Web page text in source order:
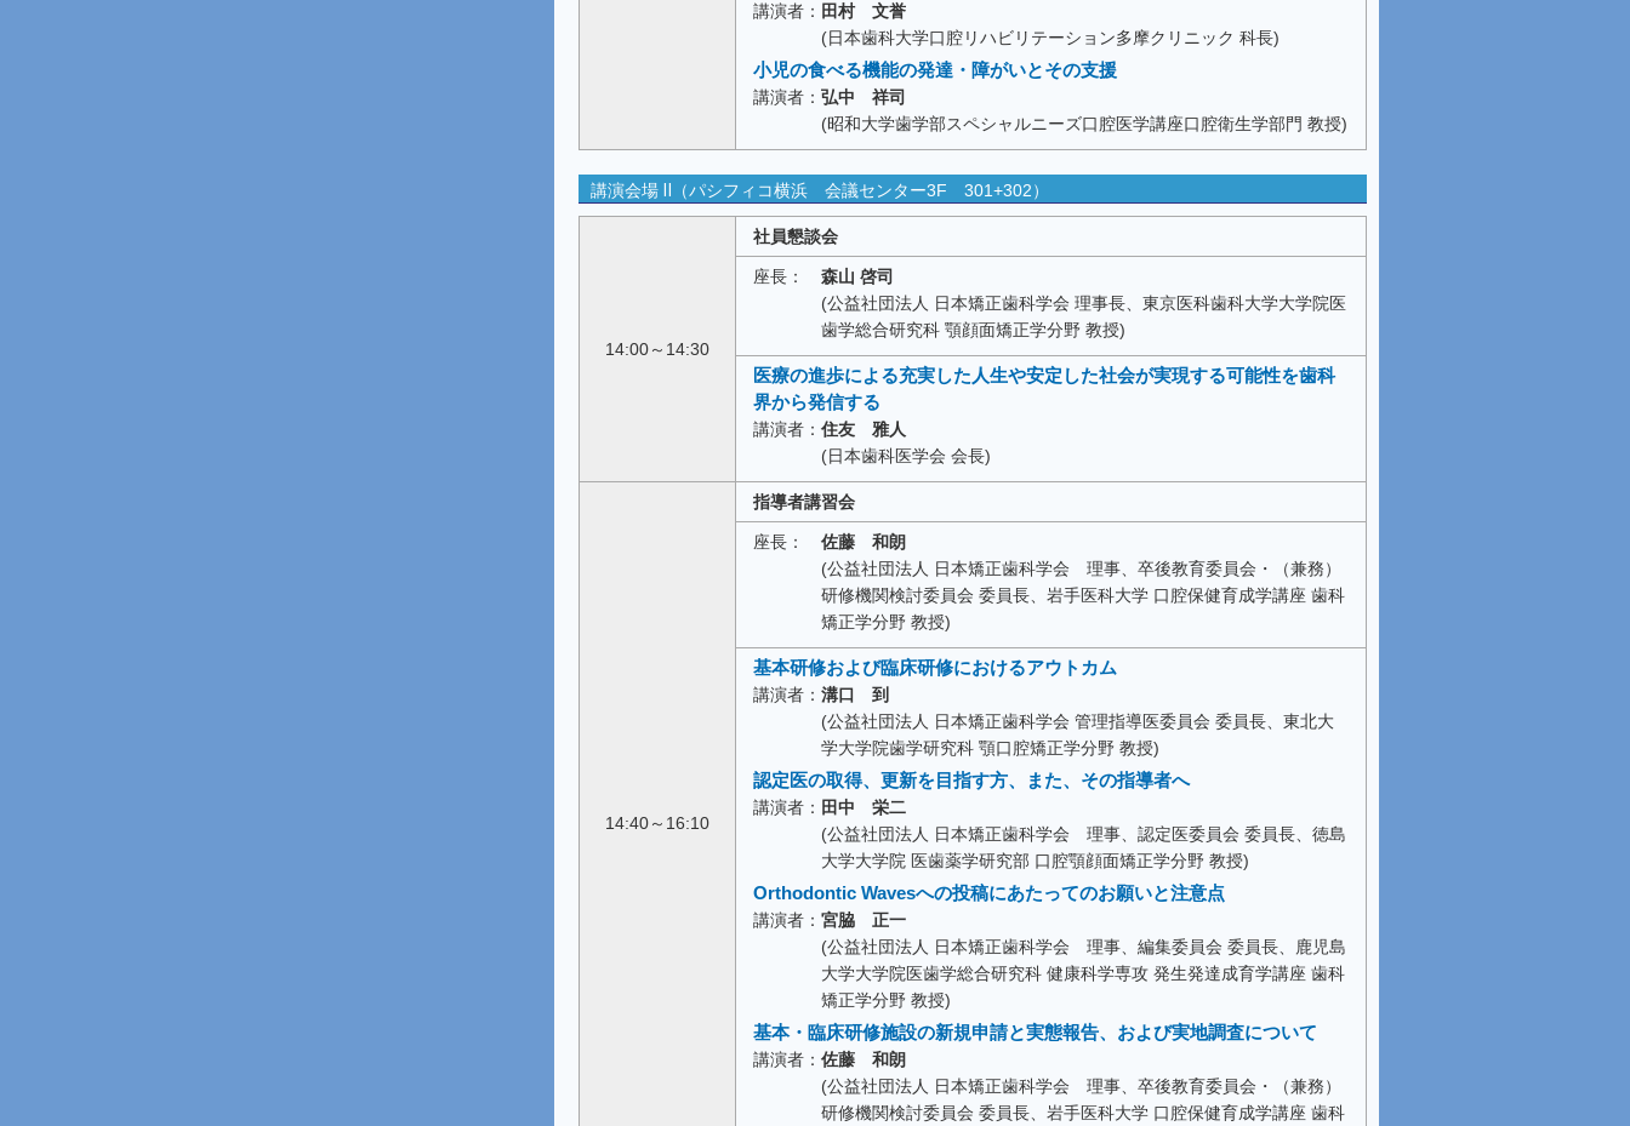
講演者： 田村 文誉
(日本歯科大学口腔リハビリテーション多摩クリニック 科長)
小児の食べる機能の発達・障がいとその支援
講演者： 弘中 祥司
(昭和大学歯学部スペシャルニーズ口腔医学講座口腔衛生学部門 教授)
講演会場 Ⅱ（パシフィコ横浜 会議センター3F 301+302）
14:00～14:30
社員懇談会
座長：
森山 啓司
(公益社団法人 日本矯正歯科学会 理事長、東京医科歯科大学大学院医
歯学総合研究科 顎顔面矯正学分野 教授)
医療の進歩による充実した人生や安定した社会が実現する可能性を歯科
界から発信する
講演者： 住友 雅人
(日本歯科医学会 会長)
14:40～16:10
指導者講習会
座長：
佐藤 和朗
(公益社団法人 日本矯正歯科学会 理事、卒後教育委員会・（兼務）
研修機関検討委員会 委員長、岩手医科大学 口腔保健育成学講座 歯科
矯正学分野 教授)
基本研修および臨床研修におけるアウトカム
講演者： 溝口 到
(公益社団法人 日本矯正歯科学会 管理指導医委員会 委員長、東北大
学大学院歯学研究科 顎口腔矯正学分野 教授)
認定医の取得、更新を目指す方、また、その指導者へ
講演者： 田中 栄二
(公益社団法人 日本矯正歯科学会 理事、認定医委員会 委員長、徳島
大学大学院 医歯薬学研究部 口腔顎顔面矯正学分野 教授)
Orthodontic Wavesへの投稿にあたってのお願いと注意点
講演者： 宮脇 正一
(公益社団法人 日本矯正歯科学会 理事、編集委員会 委員長、鹿児島
大学大学院医歯学総合研究科 健康科学専攻 発生発達成育学講座 歯科
矯正学分野 教授)
基本・臨床研修施設の新規申請と実態報告、および実地調査について
講演者： 佐藤 和朗
(公益社団法人 日本矯正歯科学会 理事、卒後教育委員会・（兼務）
研修機関検討委員会 委員長、岩手医科大学 口腔保健育成学講座 歯科